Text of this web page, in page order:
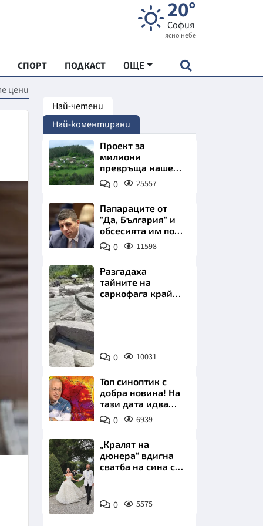
20°
София
ясно небе
СПОРТ ПОДКАСТ ОЩЕ
"ЧУДЕСАТА НА БЪЛГАРИЯ"
ХРАНА
ИКОНОМИКА
цени
Най-четени
Най-коментирани
Проект за
милиони
превръща наше
село в магнит за
туристи
0 25557
Папараците от
"Да, България" и
обсесията им по
Пеевски
0 11598
Снимка:
Bulgaria
ON
AIR
Разгадаха
тайните на
саркофага край
0 10031
Топ синоптик с
добра новина! На
тази дата идва
захлаждането
0 6939
Снимка:
Инстаграм
„Кралят на
дюнера“ вдигна
сватба на сина си
Комо
0 5575